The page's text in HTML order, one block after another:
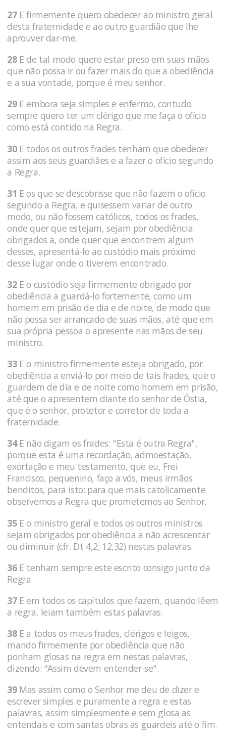
27E firmemente quero obedecer ao ministro geral
desta fraternidade e ao outro guardião que lhe
aprouver dar-me.
28E de tal modo quero estar preso em suas mãos
que não possa ir ou fazer mais do que a obediência
e a sua vontade, porque é meu senhor.
29E embora seja simples e enfermo, contudo
sempre quero ter um clérigo que me faça o ofício
como está contido na Regra.
30E todos os outros frades tenham que obedecer
assim aos seus guardiães e a fazer o ofício segundo
a Regra.
31 E os que se descobrisse que não fazem o ofício
segundo a Regra, e quisessem variar de outro
modo, ou não fossem católicos, todos os frades,
onde quer que estejam, sejam por obediência
obrigados a, onde quer que encontrem algum
desses, apresentá-lo ao custódio mais próximo
desse lugar onde o tiverem encontrado.
32E o custódio seja firmemente obrigado por
obediência a guardá-lo fortemente, como um
homem em prisão de dia e de noite, de modo que
não possa ser arrancado de suas mãos, até que em
sua própria pessoa o apresente nas mãos de seu
ministro.
33E o ministro firmemente esteja obrigado, por
obediência a enviá-lo por meio de tais frades, que o
guardem de dia e de noite como homem em prisão,
até que o apresentem diante do senhor de Óstia,
que é o senhor, protetor e corretor de toda a
fraternidade.
34E não digam os frades: "Esta é outra Regra",
porque esta é uma recordação, admoestação,
exortação e meu testamento, que eu, Frei
Francisco, pequenino, faço a vós, meus irmãos
benditos, para isto: para que mais catolicamente
observemos a Regra que prometemos ao Senhor.
35E o ministro geral e todos os outros ministros
sejam obrigados por obediência a não acrescentar
ou diminuir (cfr. Dt 4,2; 12,32) nestas palavras.
36E tenham sempre este escrito consigo junto da
Regra
37E em todos os capítulos que fazem, quando lêem
a regra, leiam também estas palavras.
38E a todos os meus frades, clérigos e leigos,
mando firmemente por obediência que não
ponham glosas na regra em nestas palavras,
dizendo: "Assim devem entender-se".
39Mas assim como o Senhor me deu de dizer e
escrever simples e puramente a regra e estas
palavras, assim simplesmente e sem glosa as
entendais e com santas obras as guardeis até o fim.